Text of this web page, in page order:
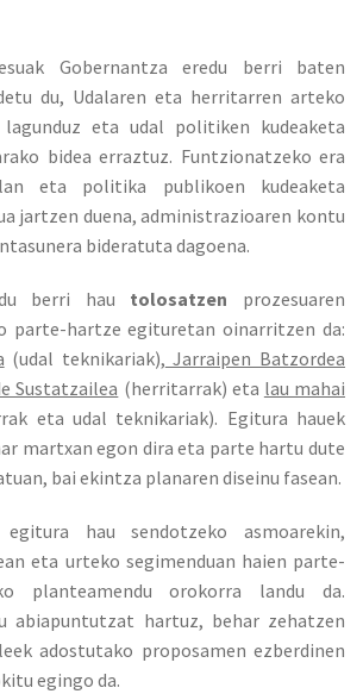
Gobernantza eredu berri baten
du, Udalaren eta herritarren arteko
eta udal politiken kudeaketa
bidea erraztuz. Funtzionatzeko era
eta politika publikoen kudeaketa
jartzen duena, administrazioaren kontu
bideratuta dagoena.
berri hau tolosatzen prozesuaren
parte-hartze egituretan oinarritzen da:
(udal teknikariak), Jarraipen Batzordea
Sustatzailea (herritarrak) eta lau mahai
eta udal teknikariak). Egitura hauek
martxan egon dira eta parte hartu dute
bai ekintza planaren diseinu fasean.
egitura hau sendotzeko asmoarekin,
eta urteko segimenduan haien parte-
planteamendu orokorra landu da.
abiapuntutzat hartuz, behar zehatzen
adostutako proposamen ezberdinen
egingo da.